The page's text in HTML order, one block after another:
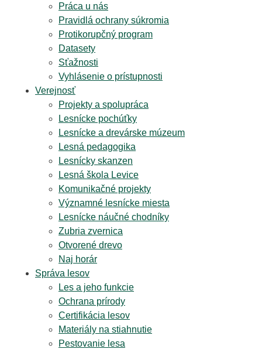
Práca u nás
Pravidlá ochrany súkromia
Protikorupčný program
Datasety
Sťažnosti
Vyhlásenie o prístupnosti
Verejnosť
Projekty a spolupráca
Lesnícke pochúťky
Lesnícke a drevárske múzeum
Lesná pedagogika
Lesnícky skanzen
Lesná škola Levice
Komunikačné projekty
Významné lesnícke miesta
Lesnícke náučné chodníky
Zubria zvernica
Otvorené drevo
Naj horár
Správa lesov
Les a jeho funkcie
Ochrana prírody
Certifikácia lesov
Materiály na stiahnutie
Pestovanie lesa